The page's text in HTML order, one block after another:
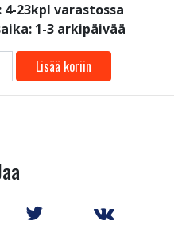
4-23kpl varastossa
1-3 arkipäivää
Lisää koriin